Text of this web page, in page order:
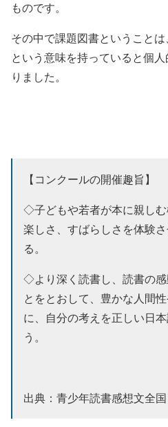
ものです。
その中で課題図書ということ
という意味を持っていると個
りました。
【コンクールの開催趣旨】
◇子どもや若者が本に親し
楽しさ、すばらしさを体験
る。
◇より深く読書し、読書の感
とをとおして、豊かな人間
に、自分の考えを正しい日
う。
出典：青少年読書感想文全